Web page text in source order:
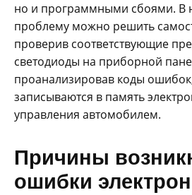
но и программными сбоями. В
проблему можно решить
проверив соответствующие
светодиоды на приборной
проанализировав коды
записываются в память
управления автомобилем.
Причины
ошибки